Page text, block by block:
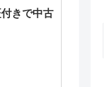
きで中古